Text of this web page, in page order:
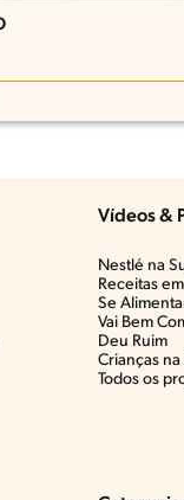
Vídeos &
Nestlé na
Receitas
Se
Vai Bem
Deu Ruim​
Crianças na
Todos os